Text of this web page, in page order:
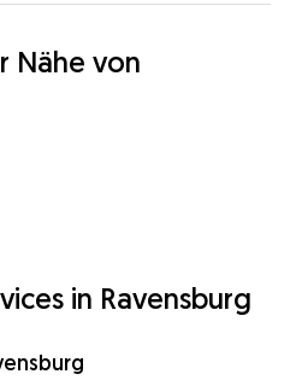
Nähe von
in Ravensburg